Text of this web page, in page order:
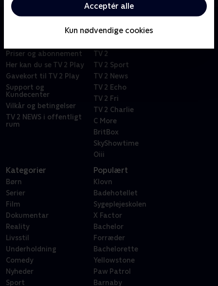
Acceptér alle
Kun nødvendige cookies
Priser og abonnement
Her kan du se TV 2 Play
Gavekort til TV 2 Play
Support og
Kundecenter
Vilkår og betingelser
TV 2 NEWS i offentligt
rum
TV 2
TV 2 Sport
TV 2 News
TV 2 Echo
TV 2 Fri
TV 2 Charlie
C More
BritBox
SkyShowtime
Oiii
Kategorier
Børn
Serier
Film
Dokumentar
Reality
Livsstil
Underholdning
Comedy
Nyheder
Sport
Populært
Klovn
Badehotellet
Sygeplejeskolen
X Factor
Bachelor
Forræder
Bachelorette
Yellowstone
Paw Patrol
Barnaby